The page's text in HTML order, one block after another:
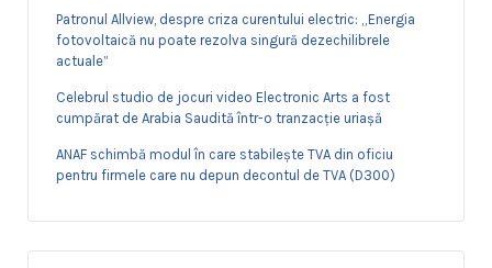
Patronul Allview, despre criza curentului electric: „Energia
fotovoltaică nu poate rezolva singură dezechilibrele
actuale”
Celebrul studio de jocuri video Electronic Arts a fost
cumpărat de Arabia Saudită într-o tranzacție uriașă
ANAF schimbă modul în care stabilește TVA din oficiu
pentru firmele care nu depun decontul de TVA (D300)